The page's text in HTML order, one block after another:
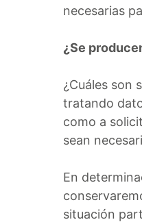
necesarias
¿Se
¿Cuáles son
tratando
como a
sean
En
situación